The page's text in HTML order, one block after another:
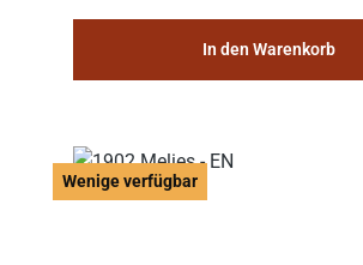
In den Warenkorb
Wenige verfügbar